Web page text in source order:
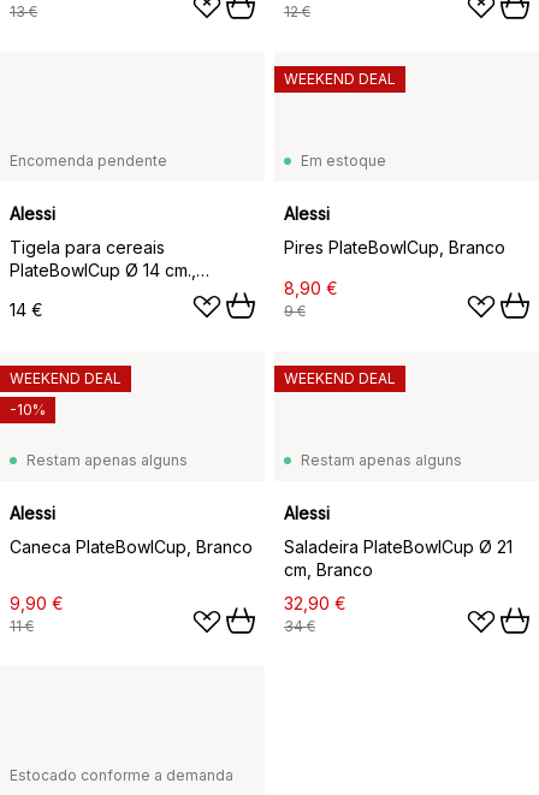
13 € 12 €
Encomenda pendente
Alessi
Tigela para cereais
PlateBowlCup Ø 14 cm.,
14 €
Em estoque
Alessi
Pires PlateBowlCup, Branco
8,90 €
9 €
WEEKEND DEAL
Restam apenas alguns
Alessi
Caneca PlateBowlCup, Branco
9,90 €
11 €
WEEKEND DEAL
-10%
Restam apenas alguns
Alessi
Saladeira PlateBowlCup Ø 21
cm, Branco
32,90 €
34 €
WEEKEND DEAL
Estocado conforme a demanda